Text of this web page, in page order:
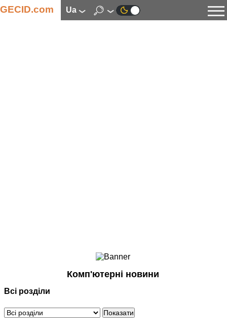
GECID.com ua
Смартфони
Периферія
Програмне забезпечення
Комп'ютерні новини
Всі розділи